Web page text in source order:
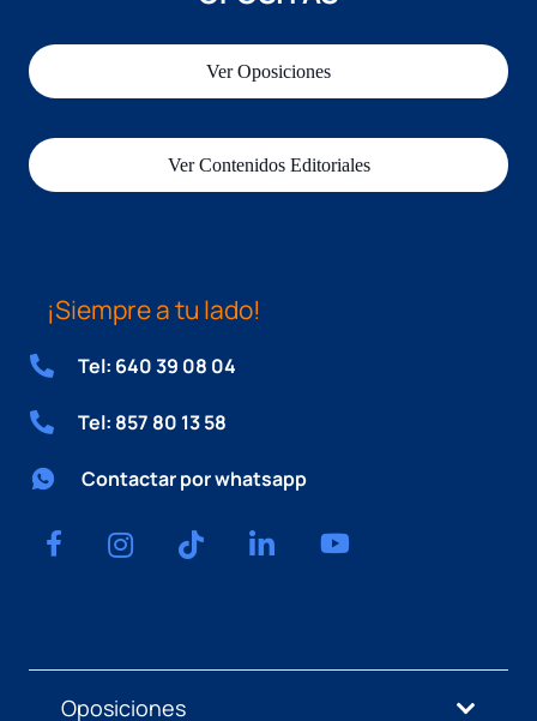
Ver Oposiciones
Ver Contenidos Editoriales
¡Siempre a tu lado!
Tel: 640 39 08 04
Tel: 857 80 13 58
Contactar por whatsapp
Oposiciones